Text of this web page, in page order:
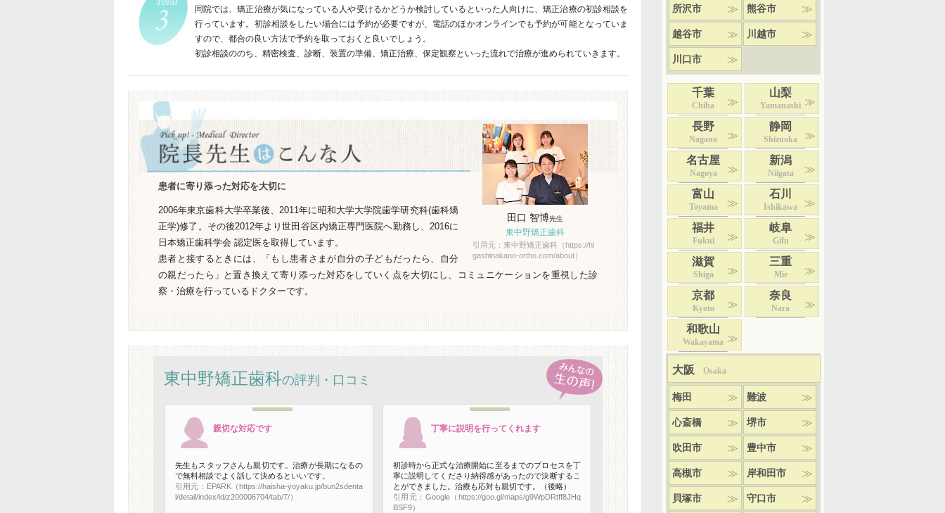
同院では、矯正治療が気になっている人や受けるかどうか検討しているといった人向けに、矯正治療の初診相談を
行っています。初診相談をしたい場合には予約が必要ですが、電話のほかオンラインでも予約が可能となっていま
すので、都合の良い方法で予約を取っておくと良いでしょう。
初診相談ののち、精密検査、診断、装置の準備、矯正治療、保定観察といった流れで治療が進められていきます。
田口 智博先生
東中野矯正歯科
引用元：東中野矯正歯科（https://hi
gashinakano-ortho.com/about）
患者に寄り添った対応を大切に
2006年東京歯科大学卒業後、2011年に昭和大学大学院歯学研究科(歯科矯
正学)修了。その後2012年より世田谷区内矯正専門医院へ勤務し、2016に
日本矯正歯科学会 認定医を取得しています。
患者と接するときには、「もし患者さまが自分の子どもだったら、自分
の親だったら」と置き換えて寄り添った対応をしていく点を大切にし、コミュニケーションを重視した診
察・治療を行っているドクターです。
東中野矯正歯科の評判・口コミ
親切な対応です
先生もスタッフさんも親切です。治療が長期になるの
で無料相談でよく話して決めるといいです。
引用元：EPARK（https://haisha-yoyaku.jp/bun2sdenta
l/detail/index/id/z200006704/tab/7/）
丁寧に説明を行ってくれます
初診時から正式な治療開始に至るまでのプロセスを丁
寧に説明してくださり納得感があったので決断するこ
とができました。治療も応対も親切です。（後略）
引用元：Google（https://goo.gl/maps/g9WpDRtff8JHq
BSF9）
所沢市 熊谷市
越谷市 川越市
川口市
千葉
Chiba
山梨
Yamanashi
長野
Nagano
静岡
Shizuoka
名古屋
Nagoya
新潟
Niigata
富山
Toyama
石川
Ishikawa
福井
Fukui
岐阜
Gifu
滋賀
Shiga
三重
Mie
京都
Kyoto
奈良
Nara
和歌山
Wakayama
大阪 Osaka
梅田 難波
心斎橋 堺市
吹田市 豊中市
高槻市 岸和田市
貝塚市 守口市